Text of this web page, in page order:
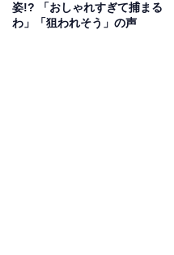
姿!? 「おしゃれすぎて捕まる
わ」「狙われそう」の声